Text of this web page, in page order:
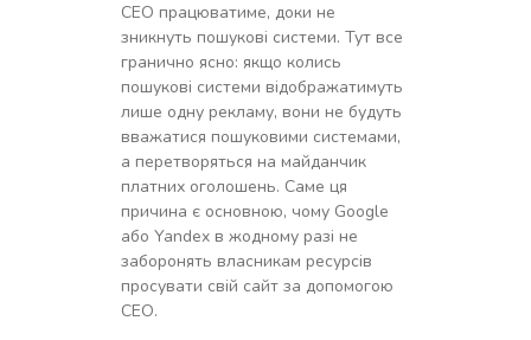
СЕО працюватиме, доки не
зникнуть пошукові системи. Тут все
гранично ясно: якщо колись
пошукові системи відображатимуть
лише одну рекламу, вони не будуть
вважатися пошуковими системами,
а перетворяться на майданчик
платних оголошень. Саме ця
причина є основною, чому Google
або Yandex в жодному разі не
заборонять власникам ресурсів
просувати свій сайт за допомогою
СЕО.